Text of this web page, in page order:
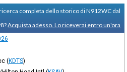
completa dello storico di N912WC dal
Acquista adesso. Lo riceverai entro un'ora
(KDTS)